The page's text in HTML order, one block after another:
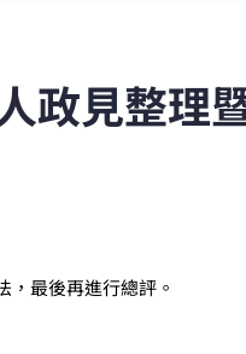
政見整理
最後再進行總評。